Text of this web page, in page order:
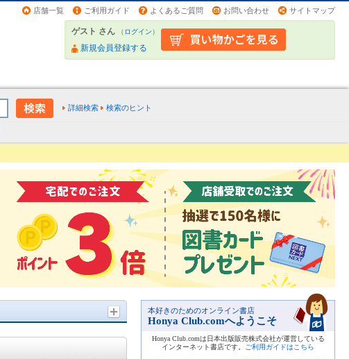
店舗一覧 ご利用ガイド よくあるご質問 お問い合わせ サイトマップ
ゲスト さん （ログイン）
新規会員登録する
詳細検索 検索のヒント
本好きのためのオンライン書店
Honya Club.comへようこそ
Honya Club.comは日本出版販売株式会社が運営している
インターネット書店です。
ご利用ガイドはこちら